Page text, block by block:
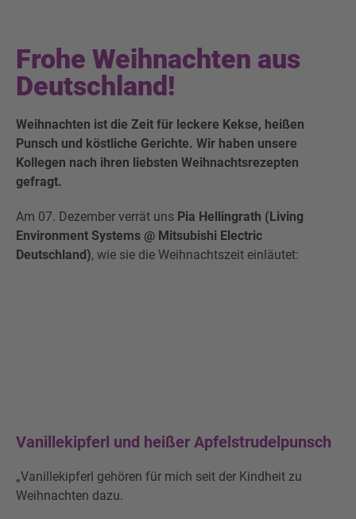
Frohe Weihnachten aus
Deutschland!
Weihnachten ist die Zeit für leckere Kekse, heißen
Punsch und köstliche Gerichte. Wir haben unsere
Kollegen nach ihren liebsten Weihnachtsrezepten
gefragt.
Am 07. Dezember verrät uns Pia Hellingrath (Living
Environment Systems @ Mitsubishi Electric
Deutschland), wie sie die Weihnachtszeit einläutet:
Vanillekipferl und heißer Apfelstrudelpunsch
„Vanillekipferl gehören für mich seit der Kindheit zu
Weihnachten dazu.